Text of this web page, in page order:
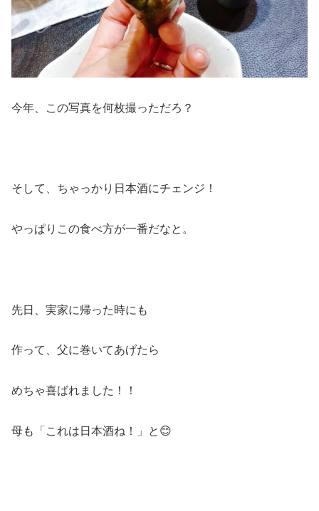
今年、この写真を何枚撮っただろ？
そして、ちゃっかり日本酒にチェンジ！
やっぱりこの食べ方が一番だなと。
先日、実家に帰った時にも
作って、父に巻いてあげたら
めちゃ喜ばれました！！
母も「これは日本酒ね！」と😊